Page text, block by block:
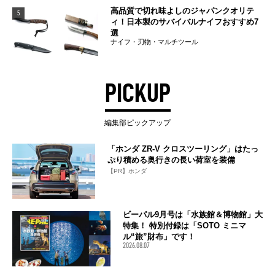
5
高品質で切れ味よしのジャパンクオリテ
ィ！日本製のサバイバルナイフおすすめ7
選
ナイフ・刃物・マルチツール
PICKUP
編集部ピックアップ
「ホンダ ZR-V クロスツーリング」はたっ
ぷり積める奥行きの長い荷室を装備
【PR】ホンダ
ビーパル9月号は「水族館＆博物館」大
特集！ 特別付録は「SOTO ミニマ
ル“旅”財布」です！
2026.08.07